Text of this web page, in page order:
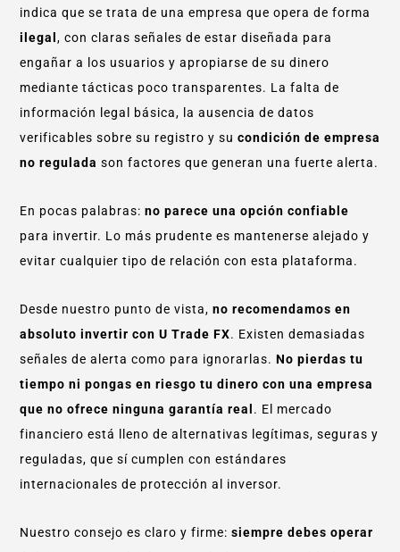
indica que se trata de una empresa que opera de forma
ilegal , con claras señales de estar diseñada para
engañar a los usuarios y apropiarse de su dinero
mediante tácticas poco transparentes. La falta de
información legal básica, la ausencia de datos
verificables sobre su registro y su condición de empresa
no regulada son factores que generan una fuerte alerta.
En pocas palabras: no parece una opción confiable
para invertir. Lo más prudente es mantenerse alejado y
evitar cualquier tipo de relación con esta plataforma.
Desde nuestro punto de vista, no recomendamos en
absoluto invertir con U Trade FX. Existen demasiadas
señales de alerta como para ignorarlas. No pierdas tu
tiempo ni pongas en riesgo tu dinero con una empresa
que no ofrece ninguna garantía real . El mercado
financiero está lleno de alternativas legítimas, seguras y
reguladas, que sí cumplen con estándares
internacionales de protección al inversor.
Nuestro consejo es claro y firme: siempre debes operar